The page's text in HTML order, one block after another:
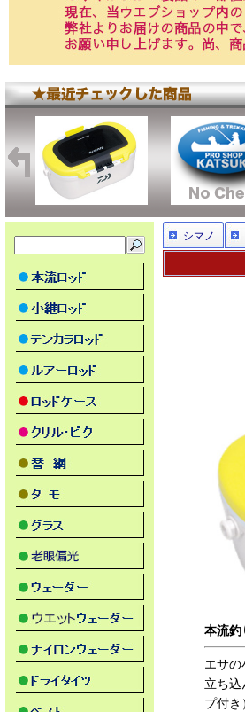
シマノ
本流釣
エサ
立ち
プ付き